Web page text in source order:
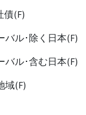
債(F)
バル･除く日本(F)
バル･含む日本(F)
域(F)